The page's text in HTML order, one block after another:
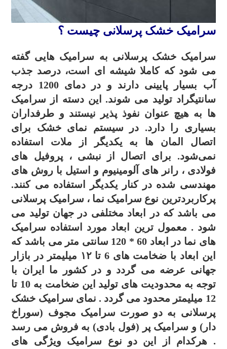
سرامیک خشک پرسلانی چیست ؟
سرامیک خشک پرسلانی به سرامیک هایی گفته
می شود که کاملا شیشه ای است، درصد جذب
آب بسیار پایینی دارند و در دمای 1200 درجه
سانتیگراد تولید می شوند. این دسته از سرامیک
ها به هیچ عنوان نفوذ پذیر نیستند و طرفداران
بسیاری را دارد. در سیستم نمای خشک برای
اتصال المان ها به یکدیگر از ملات استفاده
نمی‌شود. برای اتصال از نبشی ، پروفیل های
فولادی ، رانر های آلومینیوم و استیل با روش های
مهندسی شده در کنار یکدیگر استفاده می کنند.
پرکاربردترین نوع سرامیک نما ، سرامیک پرسلانی
می باشد که در ابعاد مختلفی در جهان تولید می
شود . معمول ترین ابعاد مورد استفاده سرامیک
های نما در ابعاد 60 * 120 سانتی متر می باشد که
این ابعاد با ضخامت های 6 تا ۱۲ میلیمتر در بازار
جهانی عرضه می گردد و در کشور ما ایران با
توجه به محدودیت های تولید این ضخامت به 10 تا
12 میلیمتر محدود می گردد . نمای سرامیک خشک
پرسلانی به دو صورت سرامیک مجوف (سوراخ
دار) و سرامیک پر (فول بادی) به فروش می رسد
. هرکدام از این دو نوع سرامیک ویژگی های